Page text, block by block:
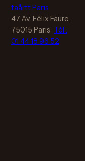
taårtt Paris
47 Av. Félix Faure,
75015 Paris · Tél :
01 44 18 96 52